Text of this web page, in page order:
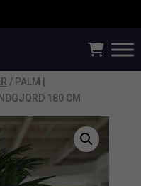
/ PALM |
180 CM